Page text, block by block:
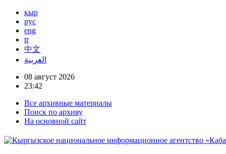
кыр
рус
eng
tr
中文
العربية
08 август 2026
23:42
Все архивные материалы
Поиск по архиву
На основной сайт